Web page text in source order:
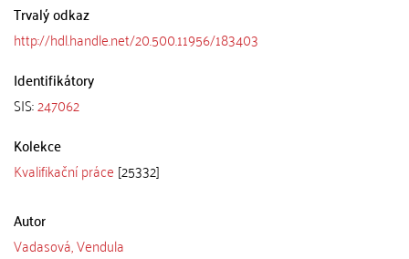
Trvalý odkaz
http://hdl.handle.net/20.500.11956/183403
Identifikátory
SIS:247062
Kolekce
Kvalifikační práce [25332]
Autor
Vadasová, Vendula